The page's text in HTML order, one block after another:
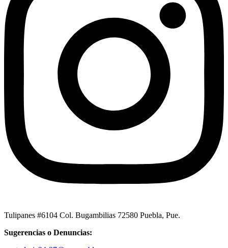
Tulipanes #6104 Col. Bugambilias 72580 Puebla, Pue.
Sugerencias o Denuncias: